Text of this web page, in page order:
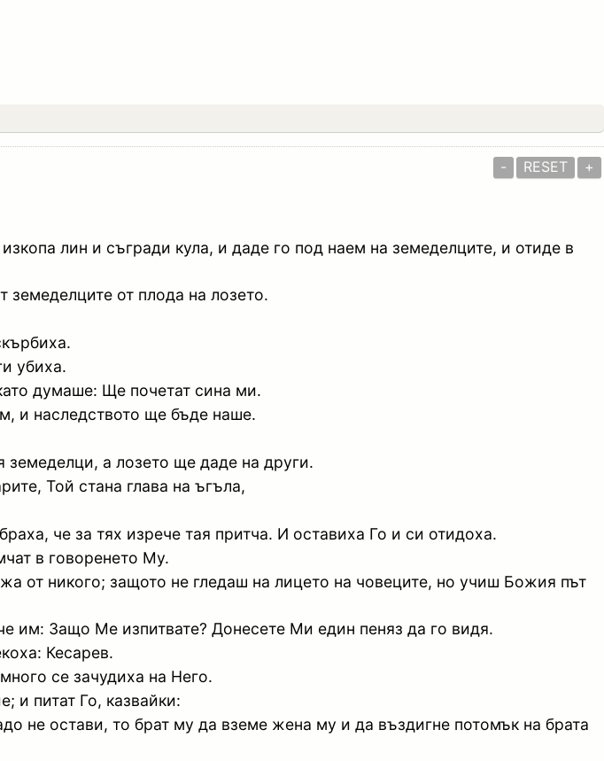
- RESET +
лин и съгради кула, и даде го под наем на земеделците, и отиде в
земеделците от плода на лозето.
убиха.
думаше: Ще почетат сина ми.
и наследството ще бъде наше.
а лозето ще даде на други.
Той стана глава на ъгъла,
че за тях изрече тая притча. И оставиха Го и си отидоха.
в говоренето Му.
от никого; защото не гледаш на лицето на човеците, но учиш Божия път
им: Защо Ме изпитвате? Донесете Ми един пеняз да го видя.
Кесарев.
се зачудиха на Него.
и питат Го, казвайки:
не остави, то брат му да вземе жена му и да въздигне потомък на брата